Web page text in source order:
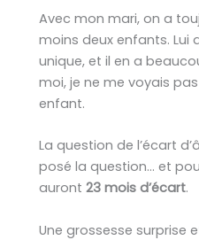
Avec mon mari, on a
moins deux enfants.
unique, et il en a
moi, je ne me voyais
enfant.
La question de l’écart
posé la question… et
auront 23 mois d’écart.
Une grossesse surprise